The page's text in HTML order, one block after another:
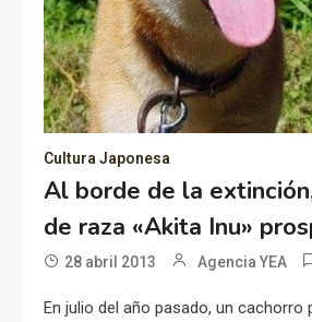
Cultura Japonesa
Al borde de la
de raza «Akita Inu»
28 abril 2013 Agencia YEA
En julio del año pasado, un cachorro